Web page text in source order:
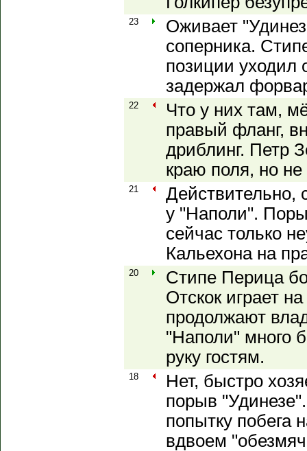
23
Оживает
соперника.
позиции уходил
задержал
22
Что у них там,
правый фланг,
дриблинг. Петр
краю поля, но
21
Действительно,
у "Наполи".
сейчас только
Кальехона на
20
Стипе Перица
Отскок играет
продолжают
"Наполи" много
руку гостям.
18
Нет, быстро
порыв
попытку побега
вдвоем